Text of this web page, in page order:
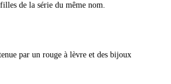
de la série du même nom.
par un rouge à lèvre et des bijoux